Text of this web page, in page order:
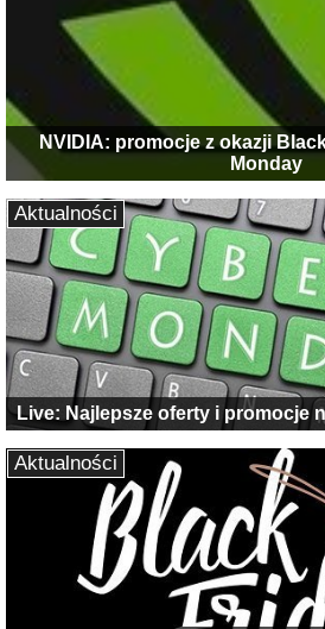
NVIDIA: promocje z okazji
Monday
Live: Najlepsze oferty i promocje
Aktualności
Aktualności